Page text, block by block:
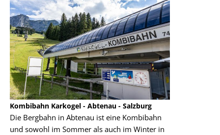
Kombibahn Karkogel - Abtenau - Salzburg
Die Bergbahn in Abtenau ist eine Kombibahn
und sowohl im Sommer als auch im Winter in